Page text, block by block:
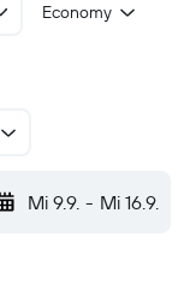
Economy
Mi 9.9. - Mi 16.9.